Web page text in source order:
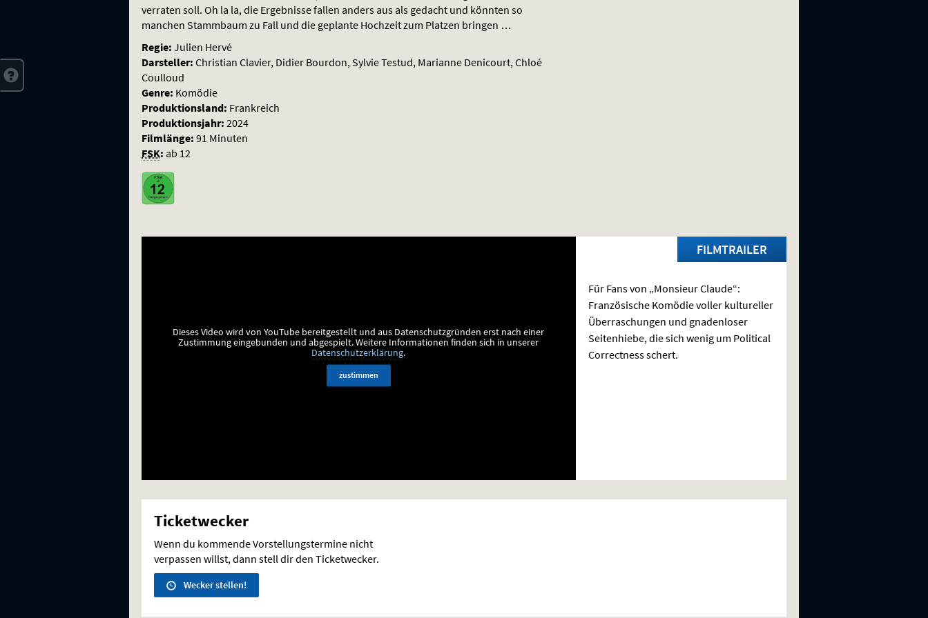
sowas?
verraten soll. Oh la la, die Ergebnisse fallen anders aus als gedacht und könnten so
manchen Stammbaum zu Fall und die geplante Hochzeit zum Platzen bringen …
Regie: Julien Hervé
Darsteller: Christian Clavier, Didier Bourdon, Sylvie Testud, Marianne Denicourt, Chloé
Coulloud
Genre: Komödie
Produktionsland: Frankreich
Produktionsjahr: 2024
Filmlänge: 91 Minuten
FSK: ab 12
FILMTRAILER
Dieses Video wird von YouTube bereitgestellt und aus Datenschutzgründen erst nach einer
Zustimmung eingebunden und abgespielt.Weitere Informationen finden sich in unserer
Datenschutzerklärung.
zustimmen
Für Fans von „Monsieur Claude“:
Französische Komödie voller kultureller
Überraschungen und gnadenloser
Seitenhiebe, die sich wenig um Political
Correctness schert.
Ticketwecker
Wenn du kommende Vorstellungstermine nicht
verpassen willst, dann stell dir den Ticketwecker.
Wecker stellen!